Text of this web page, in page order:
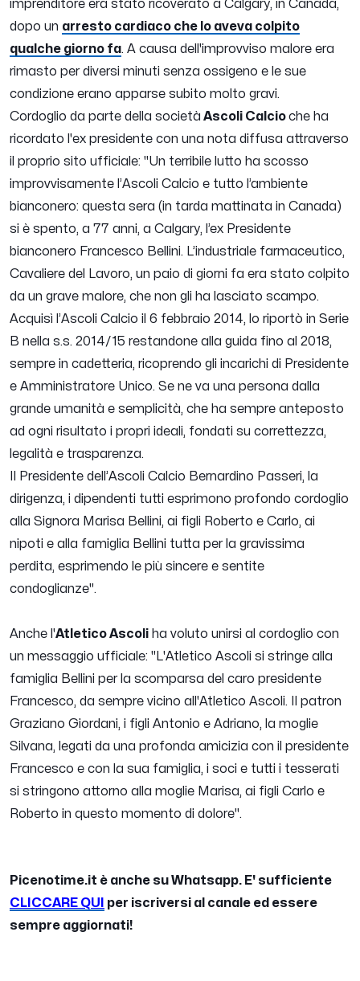
imprenditore era stato ricoverato a Calgary, in Canada,
dopo un arresto cardiaco che lo aveva colpito
qualche giorno fa. A causa dell'improvviso malore era
rimasto per diversi minuti senza ossigeno e le sue
condizione erano apparse subito molto gravi.
Cordoglio da parte della società Ascoli Calcioche ha
ricordato l'ex presidente con una nota diffusa attraverso
il proprio sito ufficiale: "Un terribile lutto ha scosso
improvvisamente l’Ascoli Calcio e tutto l’ambiente
bianconero: questa sera (in tarda mattinata in Canada)
si è spento, a 77 anni, a Calgary, l’ex Presidente
bianconero Francesco Bellini. L’industriale farmaceutico,
Cavaliere del Lavoro, un paio di giorni fa era stato colpito
da un grave malore, che non gli ha lasciato scampo.
Acquisì l’Ascoli Calcio il 6 febbraio 2014, lo riportò in Serie
B nella s.s. 2014/15 restandone alla guida fino al 2018,
sempre in cadetteria, ricoprendo gli incarichi di Presidente
e Amministratore Unico. Se ne va una persona dalla
grande umanità e semplicità, che ha sempre anteposto
ad ogni risultato i propri ideali, fondati su correttezza,
legalità e trasparenza.
Il Presidente dell’Ascoli Calcio Bernardino Passeri, la
dirigenza, i dipendenti tutti esprimono profondo cordoglio
alla Signora Marisa Bellini, ai figli Roberto e Carlo, ai
nipoti e alla famiglia Bellini tutta per la gravissima
perdita, esprimendo le più sincere e sentite
condoglianze".
Anche l'Atletico Ascoli ha voluto unirsi al cordoglio con
un messaggio ufficiale: "L'Atletico Ascoli si stringe alla
famiglia Bellini per la scomparsa del caro presidente
Francesco, da sempre vicino all'Atletico Ascoli. Il patron
Graziano Giordani, i figli Antonio e Adriano, la moglie
Silvana, legati da una profonda amicizia con il presidente
Francesco e con la sua famiglia, i soci e tutti i tesserati
si stringono attorno alla moglie Marisa, ai figli Carlo e
Roberto in questo momento di dolore".
Picenotime.it è anche su Whatsapp. E' sufficiente
CLICCARE QUI
per iscriversi al canale ed essere
sempre aggiornati!